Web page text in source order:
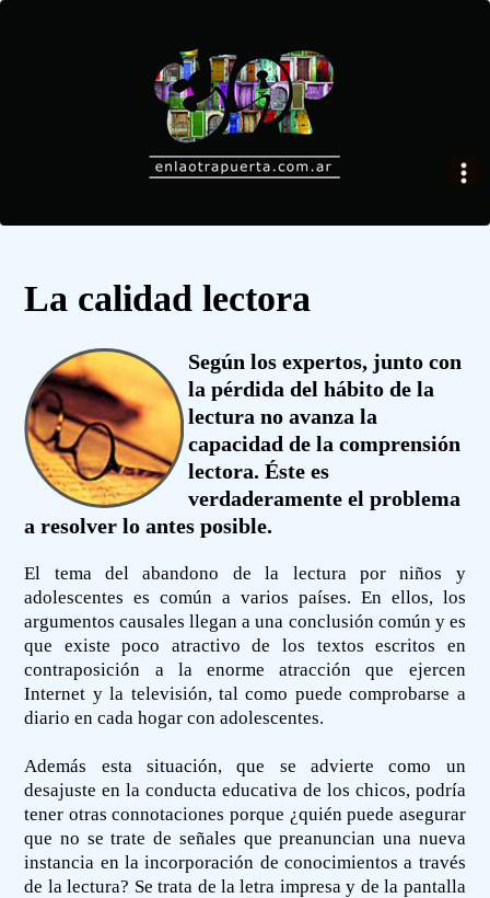
La calidad lectora
Según los expertos, junto con
la pérdida del hábito de la
lectura no avanza la
capacidad de la comprensión
lectora. Éste es
verdaderamente el problema
a resolver lo antes posible.
El tema del abandono de la lectura por niños y
adolescentes es común a varios países. En ellos, los
argumentos causales llegan a una conclusión común y es
que existe poco atractivo de los textos escritos en
contraposición a la enorme atracción que ejercen
Internet y la televisión, tal como puede comprobarse a
diario en cada hogar con adolescentes.
Además esta situación, que se advierte como un
desajuste en la conducta educativa de los chicos, podría
tener otras connotaciones porque ¿quién puede asegurar
que no se trate de señales que preanuncian una nueva
instancia en la incorporación de conocimientos a través
de la lectura? Se trata de la letra impresa y de la pantalla